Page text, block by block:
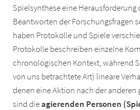
Spielsynthese eine Herausforderung
Beantworten der Forschungsfragen
haben Protokolle und Spiele
Protokolle beschreiben einzelne
chronologischen Kontext, während
von uns betrachtete Art) lineare
denen eine Aktion nach der anderen
sind dieagierenden Personen